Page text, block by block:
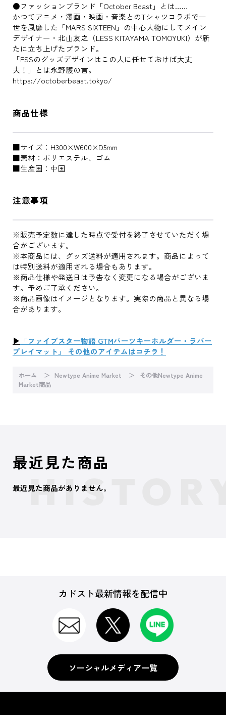
●ファッションブランド「October Beast」とは……
かつてアニメ・漫画・映画・音楽とのTシャツコラボで一
世を風靡した「MARS SIXTEEN」の中心人物にしてメイン
デザイナー・北山友之（LESS KITAYAMA TOMOYUKI）が新
たに立ち上げたブランド。
「FSSのグッズデザインはこの人に任せておけば大丈
夫！」とは永野護の言。
https://octoberbeast.tokyo/
商品仕様
■サイズ：H300×W600×D5mm
■素材：ポリエステル、ゴム
■生産国：中国
注意事項
※販売予定数に達した時点で受付を終了させていただく場
合がございます。
※本商品には、グッズ送料が適用されます。商品によって
は特別送料が適用される場合もあります。
※商品仕様や発送日は予告なく変更になる場合がございま
す。予めご了承ください。
※商品画像はイメージとなります。実際の商品と異なる場
合があります。
▶ 「ファイブスター物語 GTMパーツキーホルダー・ラバー
プレイマット」 その他のアイテムはコチラ！
ホーム Newtype Anime Market
その他Newtype Anime
Market商品
最近見た商品
最近見た商品がありません。
カドスト最新情報を配信中
ソーシャルメディア一覧